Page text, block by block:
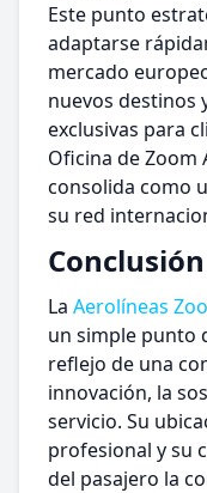
Este punto
adaptarse
mercado
nuevos destinos
exclusivas para
Oficina de Zoom
consolida como
su red
Conclusión
La Aerolíneas
un simple punto
reflejo de una
innovación, la
servicio. Su
profesional y su
del pasajero la